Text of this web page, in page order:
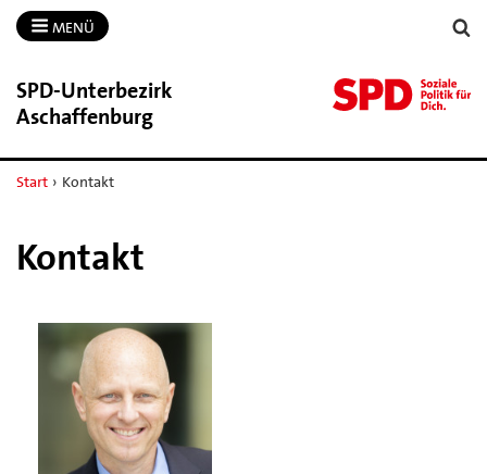
MENÜ
SPD-​Unterbezirk
Aschaffenburg
Start › Kontakt
Kontakt